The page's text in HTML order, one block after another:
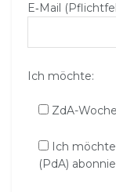
E‑Mail
Ich möchte:
ZdA-
Ich
(PdA)